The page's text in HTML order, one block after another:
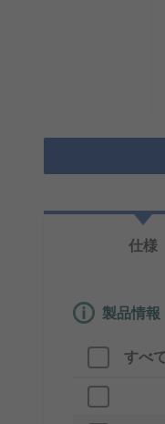
仕様
製品情報
すべ